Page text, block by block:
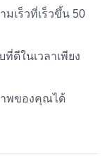
มเร็วที่เร็วขึ้น 50
ดีในเวลาเพียง
าพของคุณได้